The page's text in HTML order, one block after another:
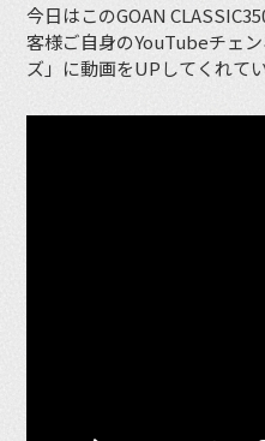
今日はこのGOAN
客様ご自身のYouTubeチェ
ズ」に動画をUPしてくれて